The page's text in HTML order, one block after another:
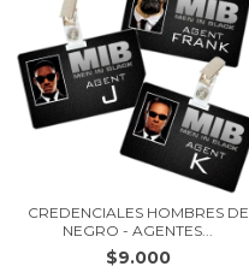
CREDENCIALES HOMBRES DE
NEGRO - AGENTES...
$9.000